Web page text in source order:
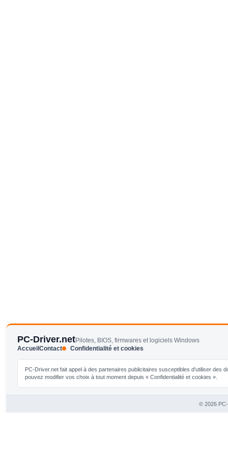
PC-Driver.netPilotes, BIOS, firmwares et logiciels Windows
AccueilContact Confidentialité et cookies
PC-Driver.net fait appel à des partenaires publicitaires susceptibles d'utiliser
pouvez modifier vos choix à tout moment depuis « Confidentialité et cookies ».
© 2026